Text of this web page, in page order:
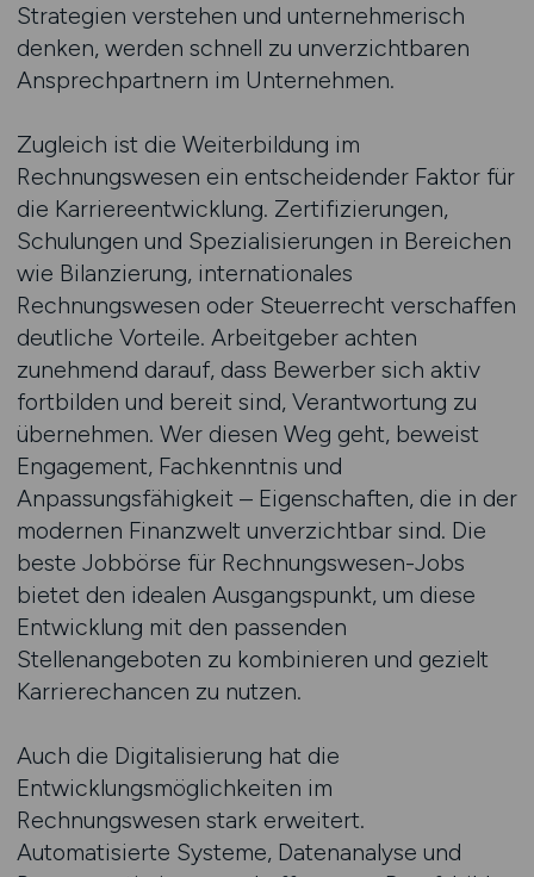
Strategien verstehen und unternehmerisch
denken, werden schnell zu unverzichtbaren
Ansprechpartnern im Unternehmen.
Zugleich ist die Weiterbildung im
Rechnungswesen ein entscheidender Faktor für
die Karriereentwicklung. Zertifizierungen,
Schulungen und Spezialisierungen in Bereichen
wie Bilanzierung, internationales
Rechnungswesen oder Steuerrecht verschaffen
deutliche Vorteile. Arbeitgeber achten
zunehmend darauf, dass Bewerber sich aktiv
fortbilden und bereit sind, Verantwortung zu
übernehmen. Wer diesen Weg geht, beweist
Engagement, Fachkenntnis und
Anpassungsfähigkeit – Eigenschaften, die in der
modernen Finanzwelt unverzichtbar sind. Die
beste Jobbörse für Rechnungswesen-Jobs
bietet den idealen Ausgangspunkt, um diese
Entwicklung mit den passenden
Stellenangeboten zu kombinieren und gezielt
Karrierechancen zu nutzen.
Auch die Digitalisierung hat die
Entwicklungsmöglichkeiten im
Rechnungswesen stark erweitert.
Automatisierte Systeme, Datenanalyse und